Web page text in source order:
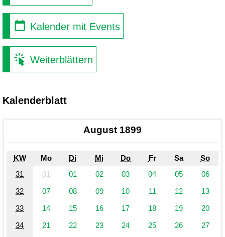
Kalender mit Events
Weiterblättern
Kalenderblatt
August 1899
KW Mo Di Mi Do Fr Sa
So
31
31 01 02 03 04 05
06
32
07 08 09 10 11 12
13
33
14 15 16 17 18 19
20
34
21 22 23 24 25 26
27